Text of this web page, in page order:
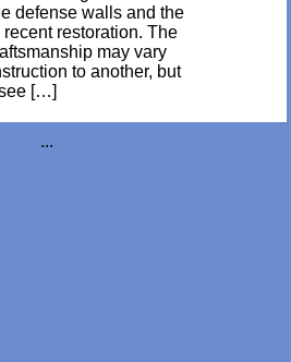
defense walls and the
restoration. The
may vary
to another, but
[…]
...